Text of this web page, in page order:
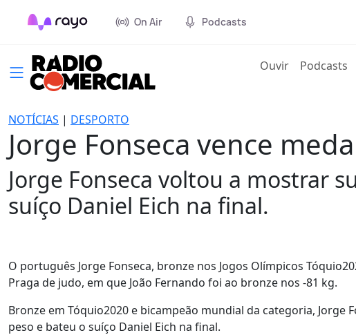
On Air Podcasts
Ouvir(current)
Podcasts
NOTÍCIAS | DESPORTO
Jorge Fonseca vence
Jorge Fonseca voltou a mostrar
suíço Daniel Eich na final.
O português Jorge Fonseca, bronze nos Jogos Olímpicos
Praga de judo, em que João Fernando foi ao bronze nos -81 kg.
Bronze em Tóquio2020 e bicampeão mundial da categoria,
peso e bateu o suíço Daniel Eich na final.